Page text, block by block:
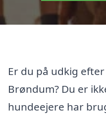
Er du på udkig
Brøndum? Du er
hundeejere har